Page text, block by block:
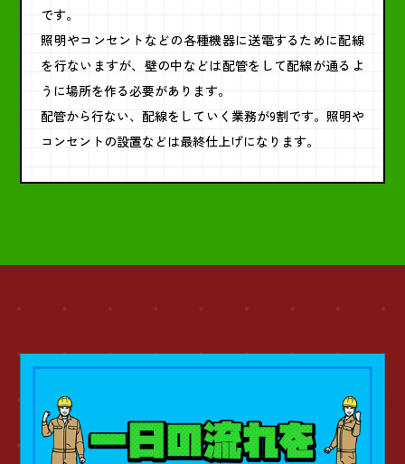
です。
照明やコンセントなどの各種機器に送電するために配線
を行ないますが、壁の中などは配管をして配線が通るよ
うに場所を作る必要があります。
配管から行ない、配線をしていく業務が9割です。照明や
コンセントの設置などは最終仕上げになります。